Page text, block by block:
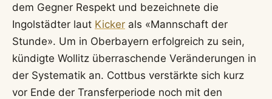
dem Gegner Respekt und bezeichnete die
Ingolstädter laut Kicker als «Mannschaft der
Stunde». Um in Oberbayern erfolgreich zu sein,
kündigte Wollitz überraschende Veränderungen in
der Systematik an. Cottbus verstärkte sich kurz
vor Ende der Transferperiode noch mit den